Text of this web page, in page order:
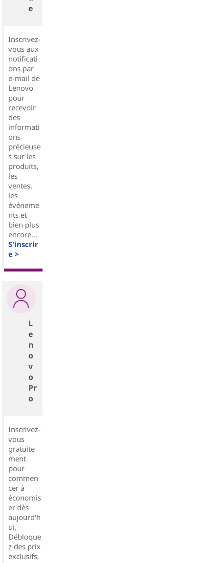
e
Inscrivez-
vous aux
notificati
ons par
e-mail de
Lenovo
pour
recevoir
des
informati
ons
précieuse
s sur les
produits,
les
ventes,
les
événeme
nts et
bien plus
encore...
S'inscrir
e >
L
e
n
o
v
o
Pr
o
Inscrivez-
vous
gratuite
ment
pour
commen
cer à
économis
er dès
aujourd'h
ui.
Débloque
z des prix
exclusifs,